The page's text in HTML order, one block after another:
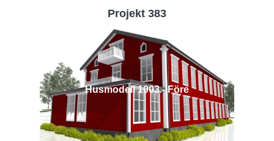
Projekt 383
Husmodell 1003 - Före